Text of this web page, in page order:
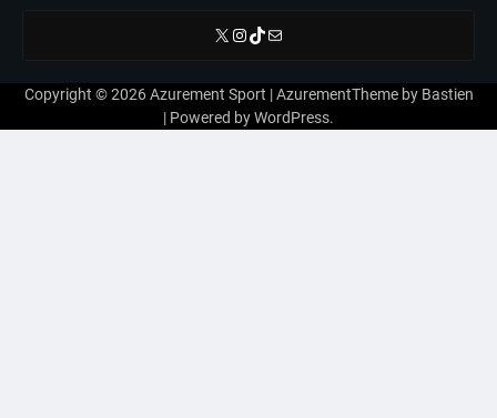
X Instagram
TikTok
E-mail
Copyright © 2026Azurement Sport | AzurementTheme by Bastien
| Powered byWordPress.